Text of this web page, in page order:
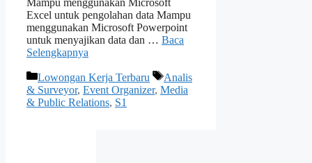
Mampu menggunakan Microsoft
Excel untuk pengolahan data Mampu
menggunakan Microsoft Powerpoint
untuk menyajikan data dan … Baca
Selengkapnya
Kategori
Lowongan Kerja Terbaru Tag
Analis
& Surveyor, Event Organizer, Media
& Public Relations, S1